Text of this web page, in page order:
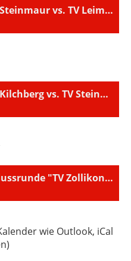
Volley Meisterschaft "TV Steinmaur vs. TV Leimbach 1"
Volley Meisterschaft "TV Kilchberg vs. TV Steinmaur"
Volley Meisterschaft Schlussrunde "TV Zollikon 1 vs. TV Steinmaur"
wie Outlook, iCal